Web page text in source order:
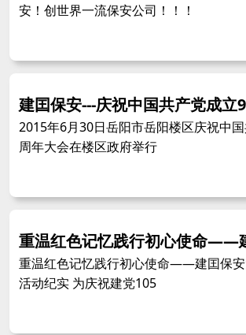
安！创世界一流保安公司！！！
建囯保安---庆祝中国共产党成立
2015年6月30日岳阳市岳阳楼区庆祝中
周年大会在楼区政府举行
重温红色记忆践行初心使命——
重温红色记忆践行初心使命——建囯保安
活动纪实 为庆祝建党105